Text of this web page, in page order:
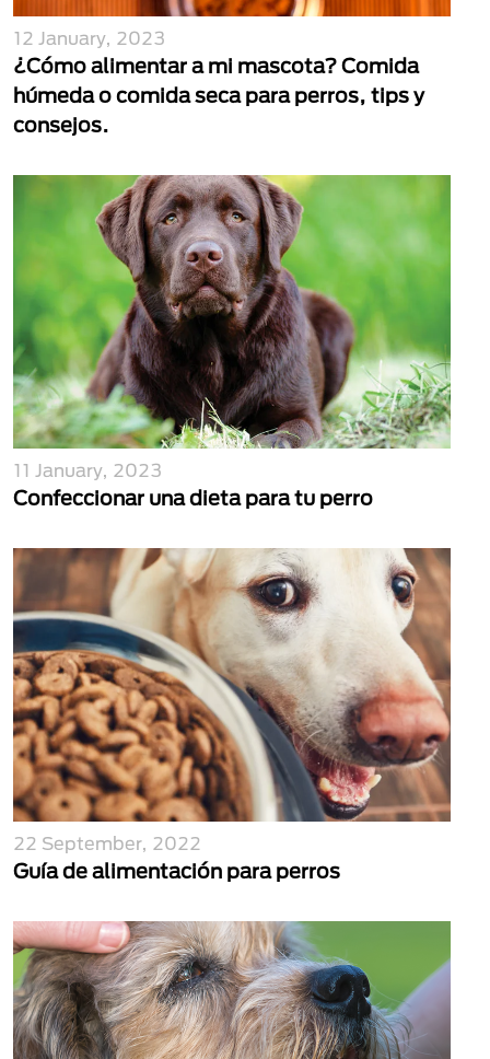
12 January, 2023
¿Cómo alimentar a mi mascota? Comida
húmeda o comida seca para perros, tips y
consejos.
11 January, 2023
Confeccionar una dieta para tu perro
22 September, 2022
Guía de alimentación para perros